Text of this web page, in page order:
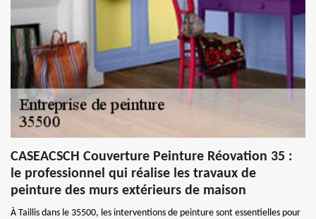
CASEACSCH Couverture Peinture Réovation 35 :
le professionnel qui réalise les travaux de
peinture des murs extérieurs de maison
À Taillis dans le 35500, les interventions de peinture sont essentielles pour